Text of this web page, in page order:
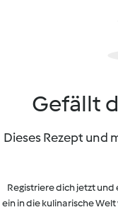
Gefällt
Dieses Rezept und
Registriere dich jetzt und
ein in die kulinarische